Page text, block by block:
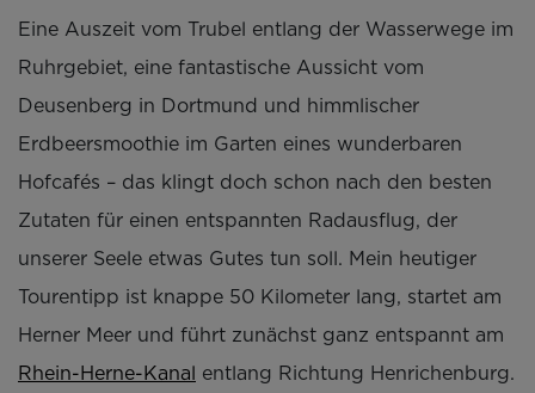
Eine Auszeit vom Trubel entlang der Wasserwege im
Ruhrgebiet, eine fantastische Aussicht vom
Deusenberg in Dortmund und himmlischer
Erdbeersmoothie im Garten eines wunderbaren
Hofcafés – das klingt doch schon nach den besten
Zutaten für einen entspannten Radausflug, der
unserer Seele etwas Gutes tun soll. Mein heutiger
Tourentipp ist knappe 50 Kilometer lang, startet am
Herner Meer und führt zunächst ganz entspannt am
Rhein-Herne-Kanal
entlang Richtung Henrichenburg.